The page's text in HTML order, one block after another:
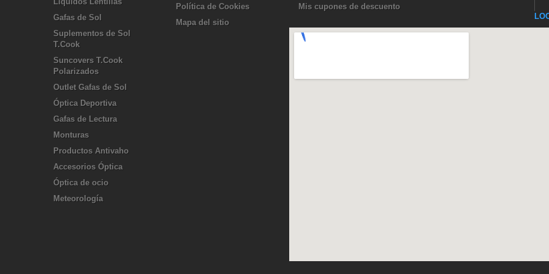
Gafas de Sol
Suplementos de Sol
T.Cook
Suncovers T.Cook
Polarizados
Outlet Gafas de Sol
Óptica Deportiva
Gafas de Lectura
Monturas
Productos Antivaho
Accesorios Óptica
Óptica de ocio
Meteorología
Política de Cookies
Mapa del sitio
Mis cupones de descuento